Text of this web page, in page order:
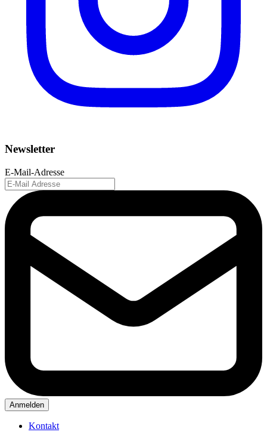
Newsletter
E-Mail-Adresse
Anmelden
Kontakt